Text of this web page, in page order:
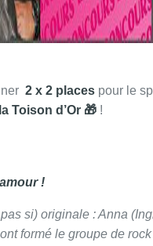
2 x 2 places pour le
Toison d’Or 🎁 !
!
pas si) originale : Anna
formé le groupe de